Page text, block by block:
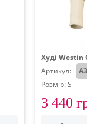
Худі Westin
Артикул:
Розмір: S
3 440